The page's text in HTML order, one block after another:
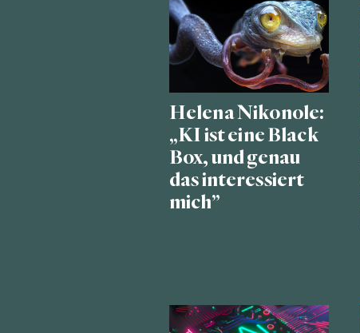
Helena Nikonole:
„KI ist eine Black
Box, und genau
das interessiert
mich”